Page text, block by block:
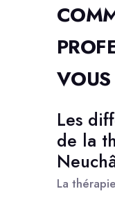
Les
de la
La